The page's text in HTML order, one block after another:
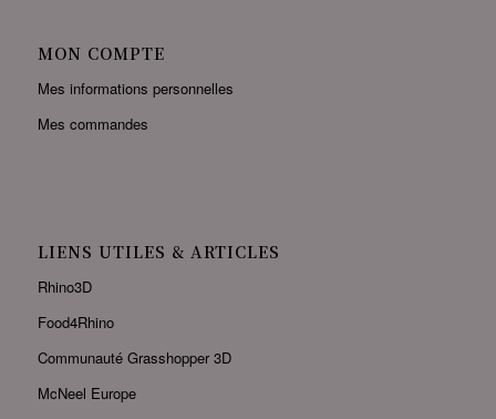
MON COMPTE
Mes informations personnelles
Mes commandes
LIENS UTILES & ARTICLES
Rhino3D
Food4Rhino
Communauté Grasshopper 3D
McNeel Europe